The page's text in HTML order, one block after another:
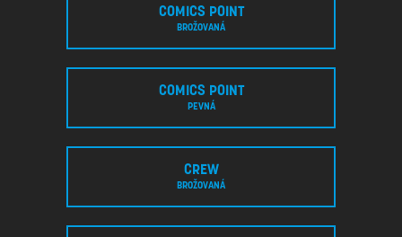
COMICS POINT
BROŽOVANÁ
COMICS POINT
PEVNÁ
CREW
BROŽOVANÁ